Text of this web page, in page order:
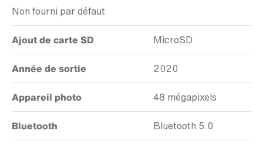
Non fourni par défaut
Ajout de carte SD MicroSD
Année de sortie 2020
Appareil photo 48 mégapixels
Bluetooth Bluetooth 5.0